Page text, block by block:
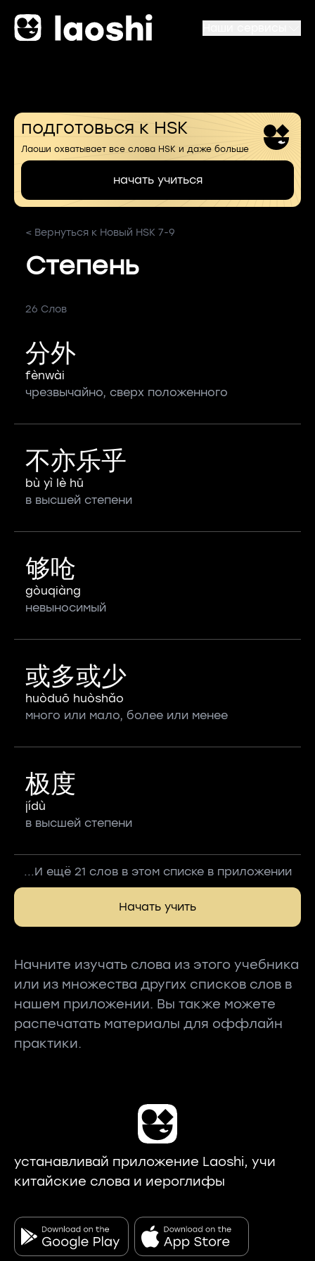
подготовься к HSK
Лаоши охватывает все слова HSK и даже больше
начать учиться
< Вернуться к Новый HSK 7-9
Степень
26 Слов
分外
fènwài
чрезвычайно, сверх положенного
不亦乐乎
bù yì lè hū
в высшей степени
够呛
gòuqiàng
невыносимый
或多或少
huòduō huòshǎo
много или мало, более или менее
极度
jídù
в высшей степени
...И ещё 21 слов в этом списке в приложении
Начать учить
Начните изучать слова из этого учебника
или из множества других списков слов в
нашем приложении. Вы также можете
распечатать материалы для оффлайн
практики.
устанавливай приложение Laoshi, учи
китайские слова и иероглифы